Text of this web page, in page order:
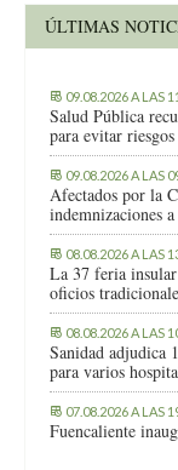
ÚLTIMAS
09.08.2026 A LAS
Salud Pública
para evitar
09.08.2026 A LAS
Afectados por la
indemnizaciones
08.08.2026 A LAS
La 37 feria
oficios
08.08.2026 A LAS
Sanidad adjudica
para varios
07.08.2026 A LAS
Fuencaliente